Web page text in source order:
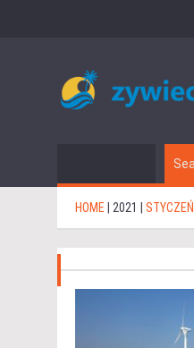
HOME 2021 STYCZEŃ